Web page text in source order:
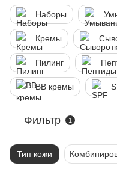
Наборы
Кремы
Пилинг
ВВ кремы
Фильтр 1
Тип кожи